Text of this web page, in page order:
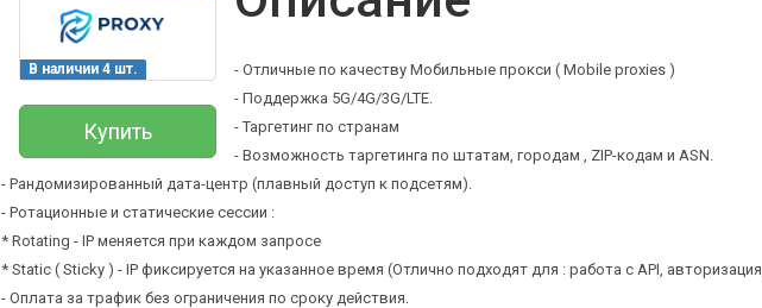
В наличии 4 шт.
Купить
- Отличные по качеству Мобильные прокси ( Mobile proxies )
- Поддержка 5G/4G/3G/LTE.
- Таргетинг по странам
- Возможность таргетинга по штатам, городам , ZIP-кодам и ASN.
- Рандомизированный дата-центр (плавный доступ к подсетям).
- Ротационные и статические сессии :
* Rotating - IP меняется при каждом запросе
* Static ( Sticky ) - IP фиксируется на указанное время (Отлично подходят для : работа с API,
- Оплата за трафик без ограничения по сроку действия.